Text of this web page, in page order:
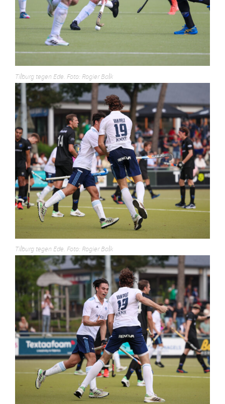
Tilburg tegen Ede. Foto: Rogier Balk
Tilburg tegen Ede. Foto: Rogier Balk